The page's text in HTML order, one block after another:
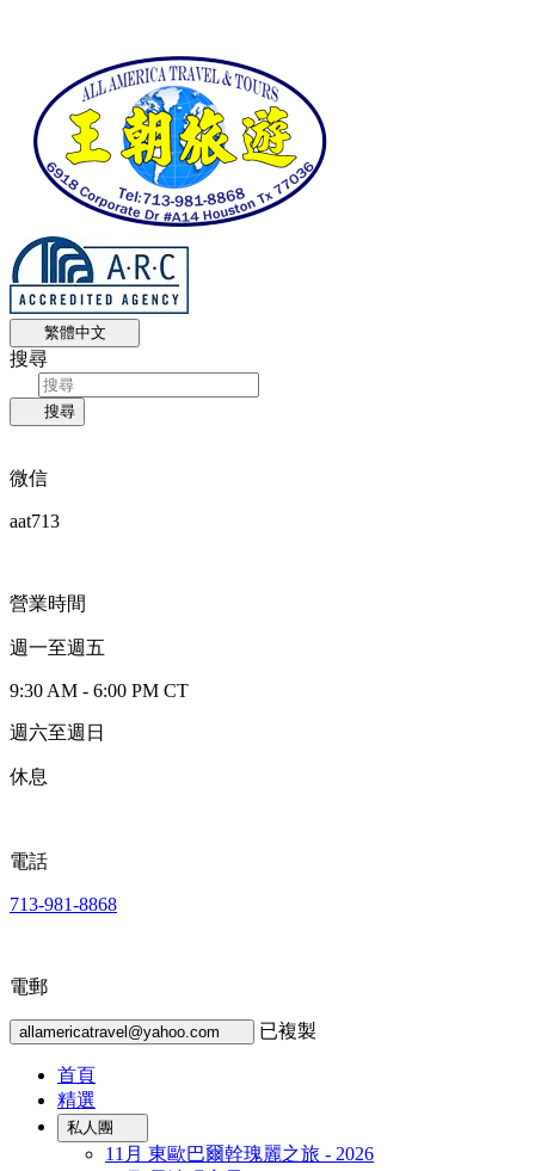
繁體中文
搜尋
搜尋
微信
aat713
營業時間
週一至週五
9:30 AM - 6:00 PM CT
週六至週日
休息
電話
713-981-8868
電郵
allamericatravel@yahoo.com 已複製
首頁
精選
私人團
11月 東歐巴爾幹瑰麗之旅 - 2026